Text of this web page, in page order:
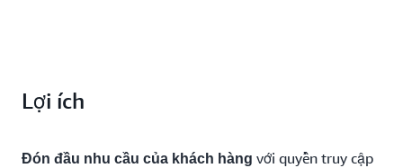
Lợi ích
Đón đầu nhu cầu của khách hàng với quyền truy cập